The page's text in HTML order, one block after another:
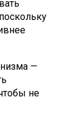
—
не